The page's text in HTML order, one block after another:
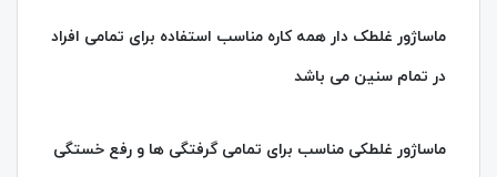
ماساژور غلطک دار همه کاره مناسب استفاده برای تمامی افراد
در تمام سنین می باشد
ماساژور غلطکی مناسب برای تمامی گرفتگی ها و رفع خستگی